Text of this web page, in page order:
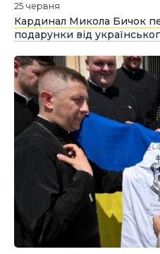
25 червня
Кардинал Микола Бичок
подарунки від